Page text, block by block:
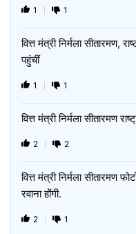
1 1
वित्त मंत्री निर्मला सीतारमण,
पहुंचीं
1 1
वित्त मंत्री निर्मला सीतारमण
2 2
वित्त मंत्री निर्मला सीतारमण
रवाना होंगी.
2 1